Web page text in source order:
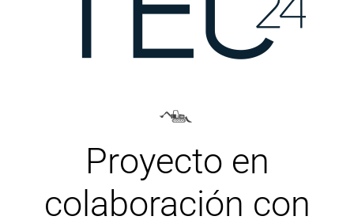
Proyecto en
colaboración con